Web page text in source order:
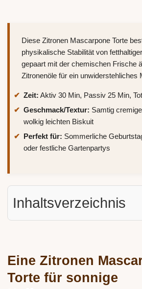
Diese Zitronen Mascarpone Torte
physikalische Stabilität von
gepaart mit der chemischen Frische
Zitronenöle für ein unwiderstehliches
Zeit: Aktiv 30 Min, Passiv 25 Min,
Geschmack/Textur: Samtig
wolkig leichten Biskuit
Perfekt für: Sommerliche
oder festliche Gartenpartys
Inhaltsverzeichnis
Eine Zitronen
Torte für sonnige